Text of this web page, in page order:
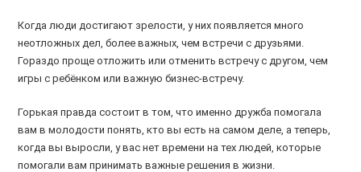
Когда люди достигают зрелости, у них появляется много
неотложных дел, более важных, чем встречи с друзьями.
Гораздо проще отложить или отменить встречу с другом, чем
игры с ребёнком или важную бизнес-встречу.
Горькая правда состоит в том, что именно дружба помогала
вам в молодости понять, кто вы есть на самом деле, а теперь,
когда вы выросли, у вас нет времени на тех людей, которые
помогали вам принимать важные решения в жизни.